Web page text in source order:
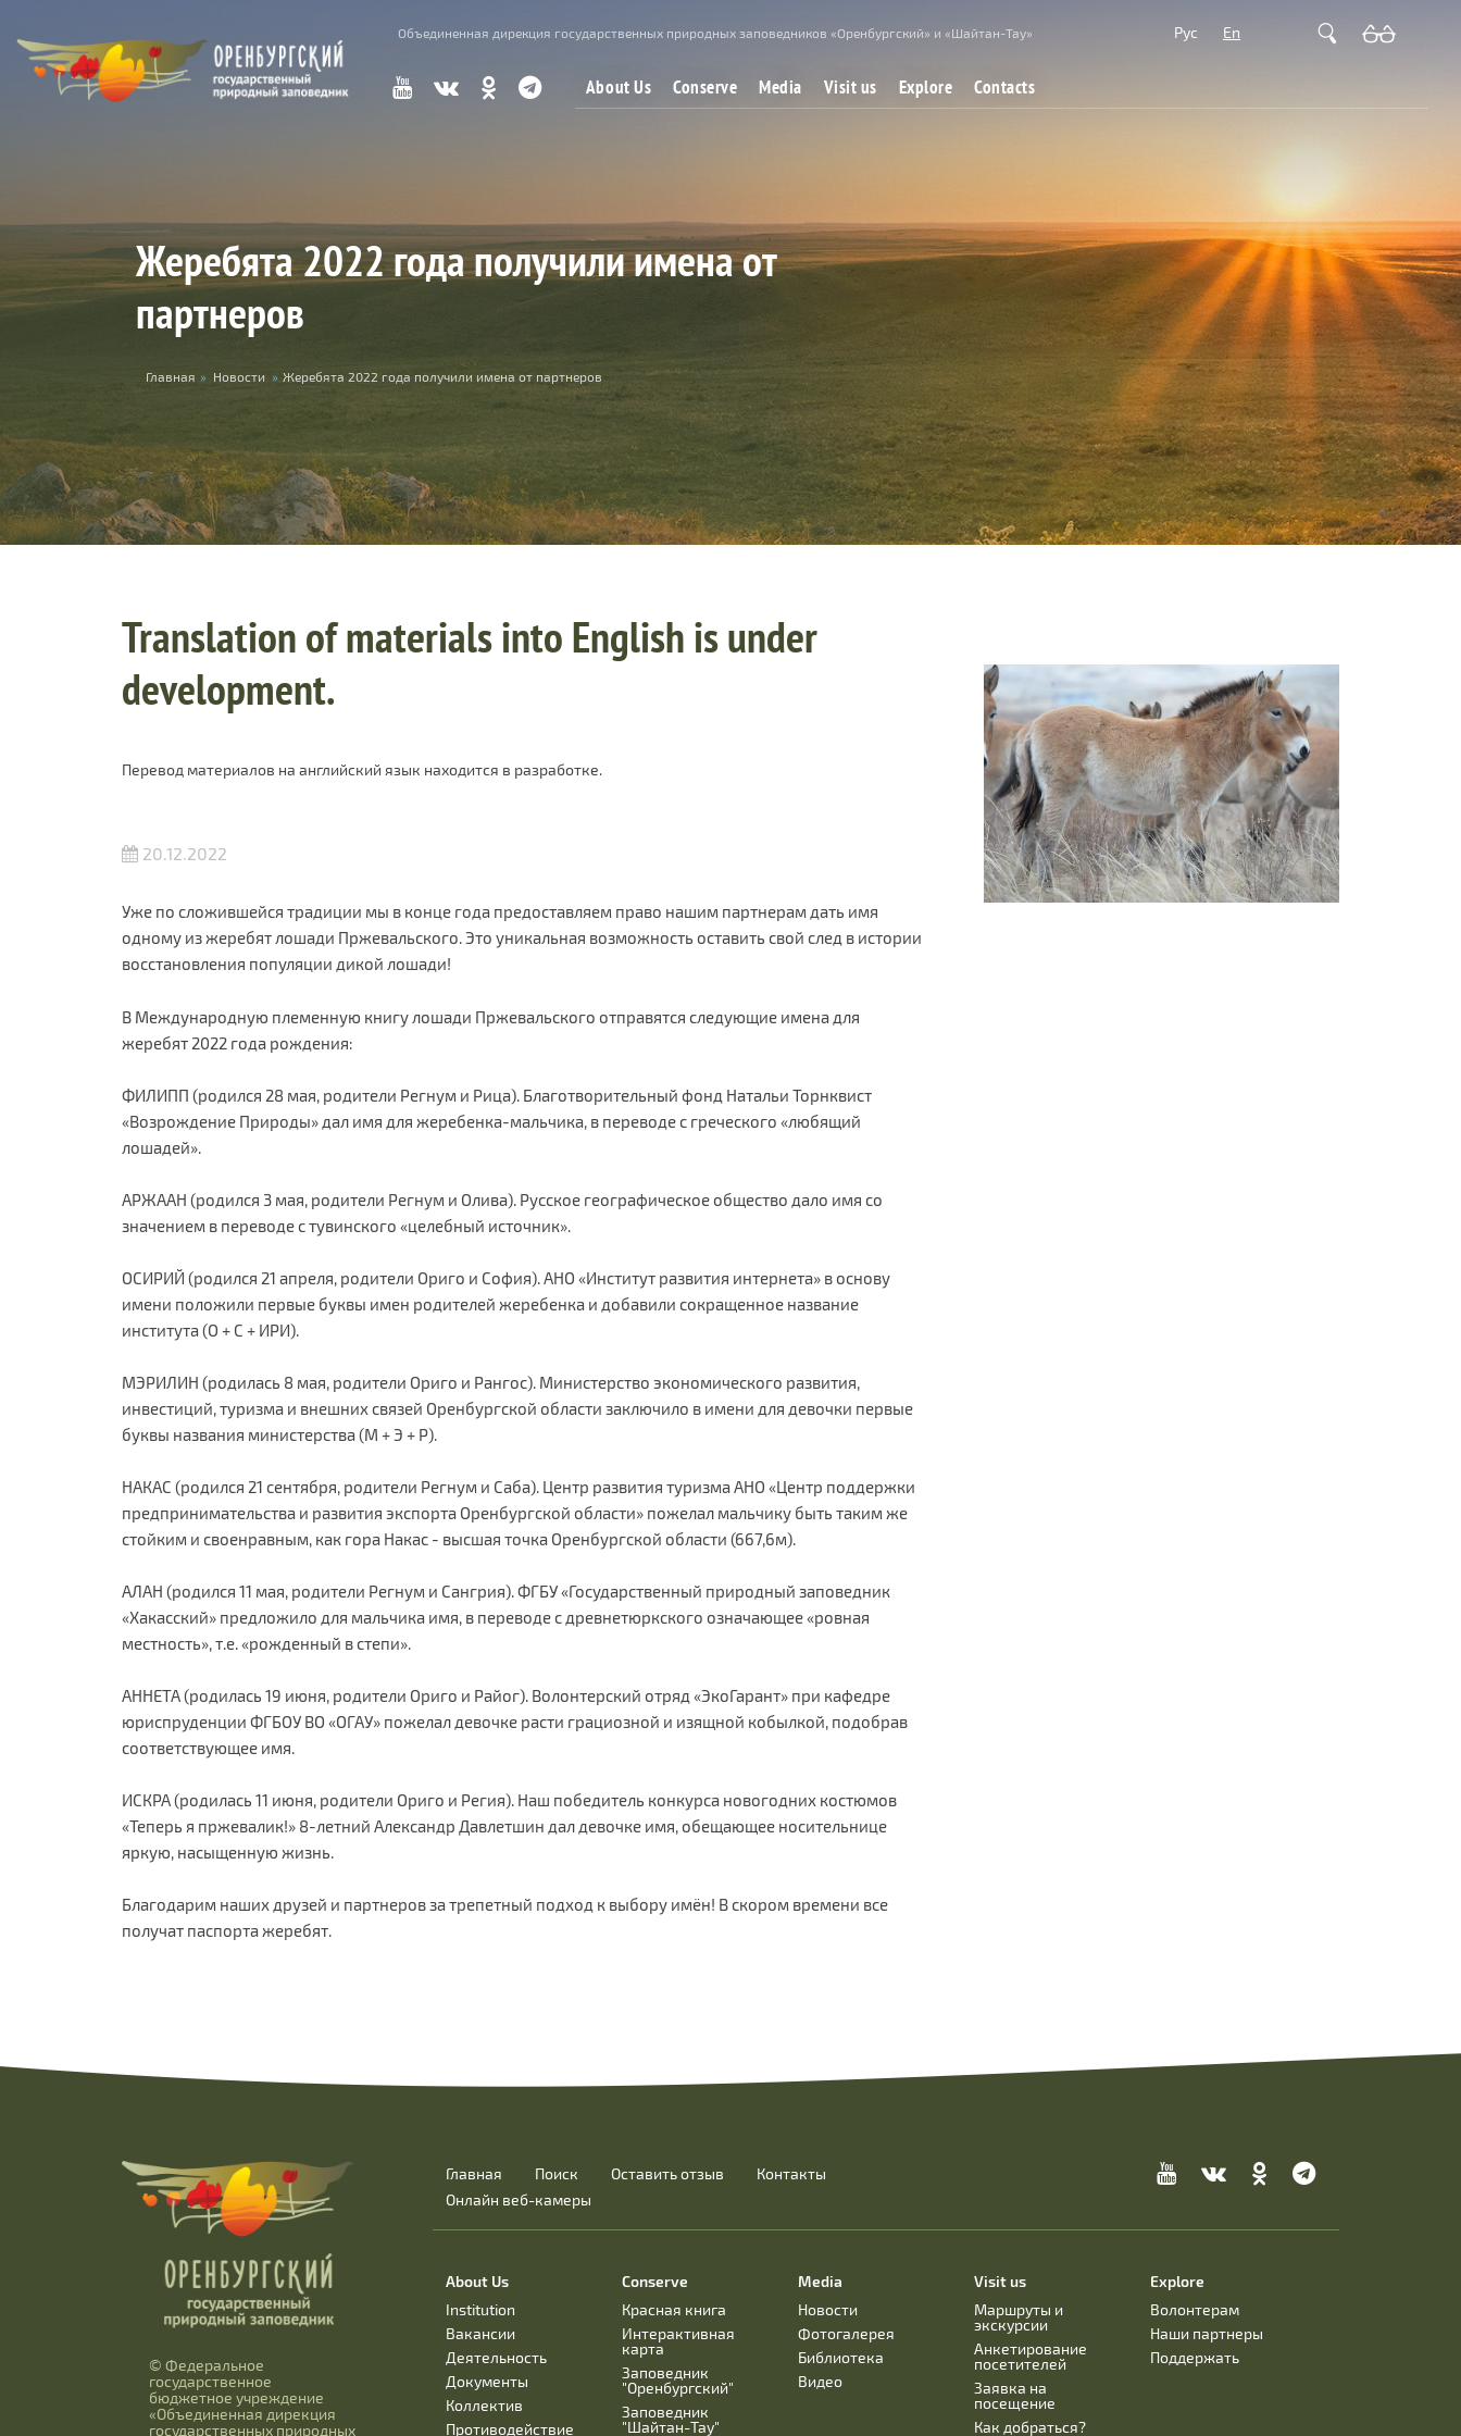
Объединенная дирекция государственных природных заповедников «Оренбургский» и «Шайтан-Тау» Рус En
About Us Conserve Media Visit us Explore Contacts
Жеребята 2022 года получили имена от
партнеров
You are here
Главная » Новости » Жеребята 2022 года получили имена от партнеров
Translation of materials into English is under
development.
Перевод материалов на английский язык находится в разработке.
20.12.2022
Уже по сложившейся традиции мы в конце года предоставляем право нашим партнерам дать имя
одному из жеребят лошади Пржевальского. Это уникальная возможность оставить свой след в истории
восстановления популяции дикой лошади!
В Международную племенную книгу лошади Пржевальского отправятся следующие имена для
жеребят 2022 года рождения:
ФИЛИПП (родился 28 мая, родители Регнум и Рица). Благотворительный фонд Натальи Торнквист
«Возрождение Природы» дал имя для жеребенка-мальчика, в переводе с греческого «любящий
лошадей».
АРЖААН (родился 3 мая, родители Регнум и Олива). Русское географическое общество дало имя со
значением в переводе с тувинского «целебный источник».
ОСИРИЙ (родился 21 апреля, родители Ориго и София). АНО «Институт развития интернета» в основу
имени положили первые буквы имен родителей жеребенка и добавили сокращенное название
института (О + С + ИРИ).
МЭРИЛИН (родилась 8 мая, родители Ориго и Рангос). Министерство экономического развития,
инвестиций, туризма и внешних связей Оренбургской области заключило в имени для девочки первые
буквы названия министерства (М + Э + Р).
НАКАС (родился 21 сентября, родители Регнум и Саба). Центр развития туризма АНО «Центр поддержки
предпринимательства и развития экспорта Оренбургской области» пожелал мальчику быть таким же
стойким и своенравным, как гора Накас - высшая точка Оренбургской области (667,6м).
АЛАН (родился 11 мая, родители Регнум и Сангрия). ФГБУ «Государственный природный заповедник
«Хакасский» предложило для мальчика имя, в переводе с древнетюркского означающее «ровная
местность», т.е. «рожденный в степи».
АННЕТА (родилась 19 июня, родители Ориго и Райог). Волонтерский отряд «ЭкоГарант» при кафедре
юриспруденции ФГБОУ ВО «ОГАУ» пожелал девочке расти грациозной и изящной кобылкой, подобрав
соответствующее имя.
ИСКРА (родилась 11 июня, родители Ориго и Регия). Наш победитель конкурса новогодних костюмов
«Теперь я пржевалик!» 8-летний Александр Давлетшин дал девочке имя, обещающее носительнице
яркую, насыщенную жизнь.
Благодарим наших друзей и партнеров за трепетный подход к выбору имён! В скором времени все
получат паспорта жеребят.
© Федеральное
государственное
бюджетное учреждение
«Объединенная дирекция
государственных природных
Главная Поиск Оставить отзыв
Контакты
Онлайн веб-камеры
About Us
Institution
Вакансии
Деятельность
Документы
Коллектив
Противодействие
Conserve
Красная книга
Интерактивная
карта
Заповедник
"Оренбургский"
Заповедник
"Шайтан-Тау"
Media
Новости
Фотогалерея
Библиотека
Видео
Visit us
Маршруты и
экскурсии
Анкетирование
посетителей
Заявка на
посещение
Как добраться?
Explore
Волонтерам
Наши партнеры
Поддержать